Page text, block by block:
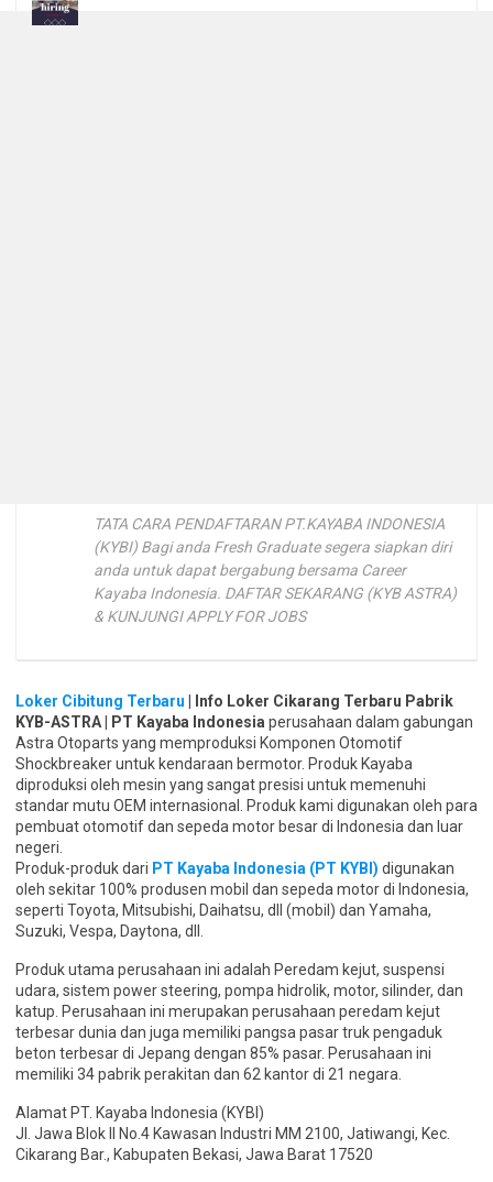
TATA CARA PENDAFTARAN PT.KAYABA INDONESIA
(KYBI) Bagi anda Fresh Graduate segera siapkan diri
anda untuk dapat bergabung bersama Career
Kayaba Indonesia. DAFTAR SEKARANG (KYB ASTRA)
& KUNJUNGI APPLY FOR JOBS
Loker Cibitung Terbaru | Info Loker Cikarang Terbaru Pabrik
KYB-ASTRA | PT Kayaba Indonesia perusahaan dalam gabungan
Astra Otoparts yang memproduksi Komponen Otomotif
Shockbreaker untuk kendaraan bermotor. Produk Kayaba
diproduksi oleh mesin yang sangat presisi untuk memenuhi
standar mutu OEM internasional. Produk kami digunakan oleh para
pembuat otomotif dan sepeda motor besar di Indonesia dan luar
negeri.
Produk-produk dari PT Kayaba Indonesia (PT KYBI) digunakan
oleh sekitar 100% produsen mobil dan sepeda motor di Indonesia,
seperti Toyota, Mitsubishi, Daihatsu, dll (mobil) dan Yamaha,
Suzuki, Vespa, Daytona, dll.
Produk utama perusahaan ini adalah Peredam kejut, suspensi
udara, sistem power steering, pompa hidrolik, motor, silinder, dan
katup. Perusahaan ini merupakan perusahaan peredam kejut
terbesar dunia dan juga memiliki pangsa pasar truk pengaduk
beton terbesar di Jepang dengan 85% pasar. Perusahaan ini
memiliki 34 pabrik perakitan dan 62 kantor di 21 negara.
Alamat PT. Kayaba Indonesia (KYBI)
Jl. Jawa Blok II No.4 Kawasan Industri MM 2100, Jatiwangi, Kec.
Cikarang Bar., Kabupaten Bekasi, Jawa Barat 17520